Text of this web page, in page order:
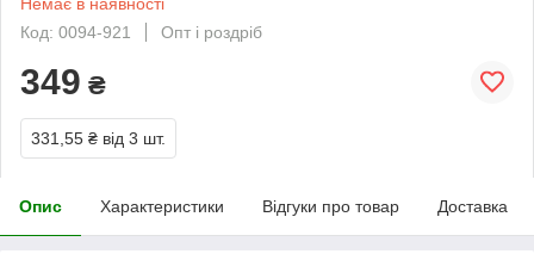
Код: 0094-921
Опт і роздріб
349 ₴
331,55 ₴ від 3 шт.
Опис Характеристики Відгуки про товар Доставка